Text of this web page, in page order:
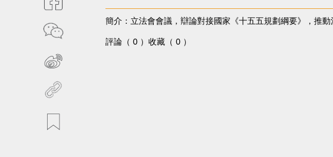
簡介：立法會會議，辯論對接國家《十五五規劃綱要》，推
評論（ 0 ） 收藏（ 0 ）